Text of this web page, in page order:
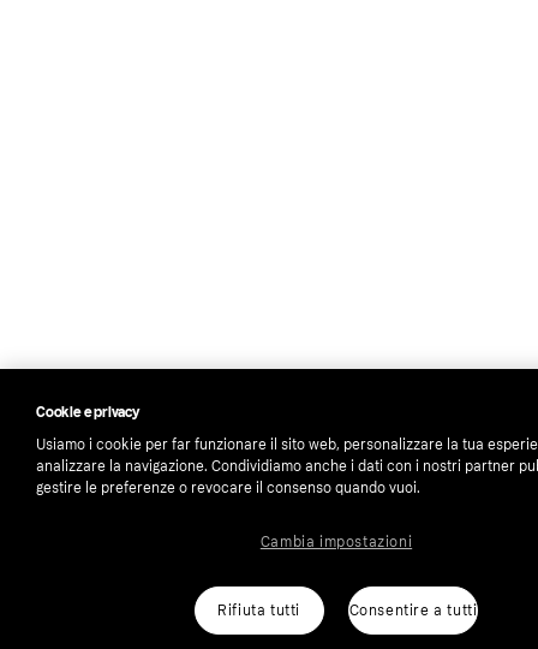
Cookie e privacy
Usiamo i cookie per far funzionare il sito web, personalizzare la tua
analizzare la navigazione. Condividiamo anche i dati con i nostri partner
gestire le preferenze o revocare il consenso quando vuoi.
Rifiuta tutti Consentire a tutti
Cambia impostazioni